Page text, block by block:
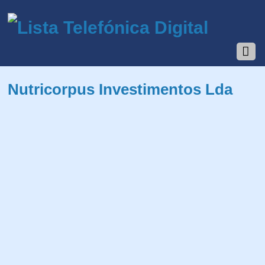
Nutricorpus Investimentos Lda